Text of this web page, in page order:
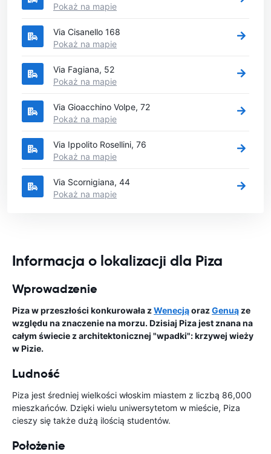
Pokaż na mapie
Via Cisanello 168
Pokaż na mapie
Via Fagiana, 52
Pokaż na mapie
Via Gioacchino Volpe, 72
Pokaż na mapie
Via Ippolito Rosellini, 76
Pokaż na mapie
Via Scornigiana, 44
Pokaż na mapie
Informacja o lokalizacji dla Piza
Wprowadzenie
Piza w przeszłości konkurowała zWenecjąorazGenuą ze
względu na znaczenie na morzu. Dzisiaj Piza jest znana na
całym świecie z architektonicznej "wpadki": krzywej wieży
w Pizie.
Ludność
Piza jest średniej wielkości włoskim miastem z liczbą 86,000
mieszkańców. Dzięki wielu uniwersytetom w mieście, Piza
cieszy się także dużą ilością studentów.
Położenie